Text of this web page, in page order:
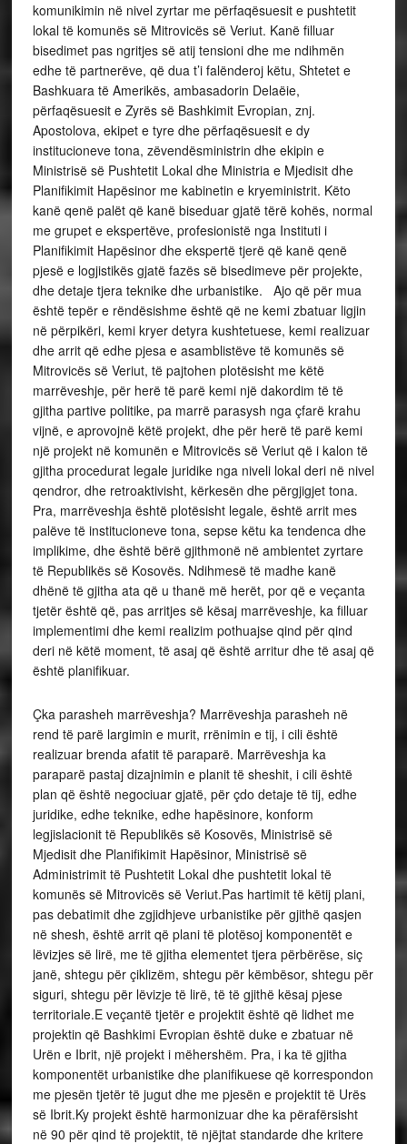
komunikimin në nivel zyrtar me përfaqësuesit e pushtetit
lokal të komunës së Mitrovicës së Veriut. Kanë filluar
bisedimet pas ngritjes së atij tensioni dhe me ndihmën
edhe të partnerëve, që dua t’i falënderoj këtu, Shtetet e
Bashkuara të Amerikës, ambasadorin Delaëie,
përfaqësuesit e Zyrës së Bashkimit Evropian, znj.
Apostolova, ekipet e tyre dhe përfaqësuesit e dy
institucioneve tona, zëvendësministrin dhe ekipin e
Ministrisë së Pushtetit Lokal dhe Ministria e Mjedisit dhe
Planifikimit Hapësinor me kabinetin e kryeministrit. Këto
kanë qenë palët që kanë biseduar gjatë tërë kohës, normal
me grupet e ekspertëve, profesionistë nga Instituti i
Planifikimit Hapësinor dhe ekspertë tjerë që kanë qenë
pjesë e logjistikës gjatë fazës së bisedimeve për projekte,
dhe detaje tjera teknike dhe urbanistike. Ajo që për mua
është tepër e rëndësishme është që ne kemi zbatuar ligjin
në përpikëri, kemi kryer detyra kushtetuese, kemi realizuar
dhe arrit që edhe pjesa e asamblistëve të komunës së
Mitrovicës së Veriut, të pajtohen plotësisht me këtë
marrëveshje, për herë të parë kemi një dakordim të të
gjitha partive politike, pa marrë parasysh nga çfarë krahu
vijnë, e aprovojnë këtë projekt, dhe për herë të parë kemi
një projekt në komunën e Mitrovicës së Veriut që i kalon të
gjitha procedurat legale juridike nga niveli lokal deri në nivel
qendror, dhe retroaktivisht, kërkesën dhe përgjigjet tona.
Pra, marrëveshja është plotësisht legale, është arrit mes
palëve të institucioneve tona, sepse këtu ka tendenca dhe
implikime, dhe është bërë gjithmonë në ambientet zyrtare
të Republikës së Kosovës. Ndihmesë të madhe kanë
dhënë të gjitha ata që u thanë më herët, por që e veçanta
tjetër është që, pas arritjes së kësaj marrëveshje, ka filluar
implementimi dhe kemi realizim pothuajse qind për qind
deri në këtë moment, të asaj që është arritur dhe të asaj që
është planifikuar.
Çka parasheh marrëveshja? Marrëveshja parasheh në
rend të parë largimin e murit, rrënimin e tij, i cili është
realizuar brenda afatit të paraparë. Marrëveshja ka
paraparë pastaj dizajnimin e planit të sheshit, i cili është
plan që është negociuar gjatë, për çdo detaje të tij, edhe
juridike, edhe teknike, edhe hapësinore, konform
legjislacionit të Republikës së Kosovës, Ministrisë së
Mjedisit dhe Planifikimit Hapësinor, Ministrisë së
Administrimit të Pushtetit Lokal dhe pushtetit lokal të
komunës së Mitrovicës së Veriut.Pas hartimit të këtij plani,
pas debatimit dhe zgjidhjeve urbanistike për gjithë qasjen
në shesh, është arrit që plani të plotësoj komponentët e
lëvizjes së lirë, me të gjitha elementet tjera përbërëse, siç
janë, shtegu për çiklizëm, shtegu për këmbësor, shtegu për
siguri, shtegu për lëvizje të lirë, të të gjithë kësaj pjese
territoriale.E veçantë tjetër e projektit është që lidhet me
projektin që Bashkimi Evropian është duke e zbatuar në
Urën e Ibrit, një projekt i mëhershëm. Pra, i ka të gjitha
komponentët urbanistike dhe planifikuese që korrespondon
me pjesën tjetër të jugut dhe me pjesën e projektit të Urës
së Ibrit.Ky projekt është harmonizuar dhe ka përafërsisht
në 90 për qind të projektit, të njëjtat standarde dhe kritere